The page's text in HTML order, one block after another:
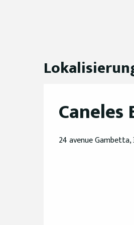
24 avenue Gambetta,